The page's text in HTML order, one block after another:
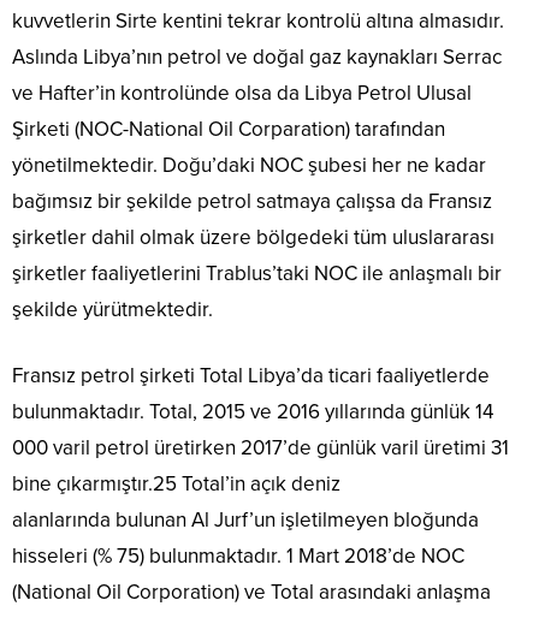
kuvvetlerin Sirte kentini tekrar kontrolü altına almasıdır.
Aslında Libya’nın petrol ve doğal gaz kaynakları Serrac
ve Hafter’in kontrolünde olsa da Libya Petrol Ulusal
Şirketi (NOC-National Oil Corparation) tarafından
yönetilmektedir. Doğu’daki NOC şubesi her ne kadar
bağımsız bir şekilde petrol satmaya çalışsa da Fransız
şirketler dahil olmak üzere bölgedeki tüm uluslararası
şirketler faaliyetlerini Trablus’taki NOC ile anlaşmalı bir
şekilde yürütmektedir.
Fransız petrol şirketi Total Libya’da ticari faaliyetlerde
bulunmaktadır. Total, 2015 ve 2016 yıllarında günlük 14
000 varil petrol üretirken 2017’de günlük varil üretimi 31
bine çıkarmıştır.25 Total’in açık deniz
alanlarında bulunan Al Jurf’un işletilmeyen bloğunda
hisseleri (% 75) bulunmaktadır. 1 Mart 2018’de NOC
(National Oil Corporation) ve Total arasındaki anlaşma